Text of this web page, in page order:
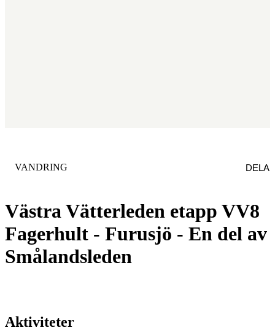
Västra Vätterleden etapp VV8
Fagerhult - Furusjö - En del av
Smålandsleden
KATEGORI:
VANDRING DELA
Aktiviteter